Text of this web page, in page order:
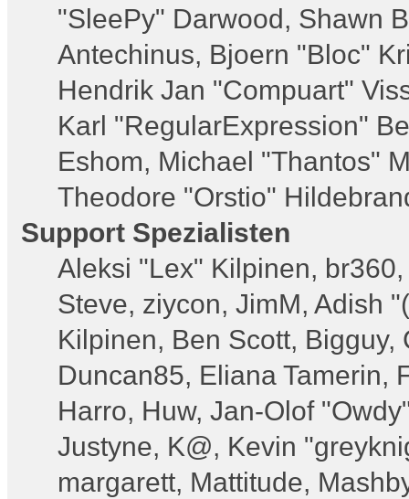
"SleePy" Darwood, Shawn
Antechinus, Bjoern "Bloc"
Hendrik Jan "Compuart"
Karl "RegularExpression"
Eshom, Michael "Thantos"
Theodore "Orstio"
Support Spezialisten
Aleksi "Lex" Kilpinen,
Steve, ziycon, JimM, Adish
Kilpinen, Ben Scott, Bigguy,
Duncan85, Eliana Tamerin,
Harro, Huw, Jan-Olof
Justyne, K@, Kevin
margarett, Mattitude,